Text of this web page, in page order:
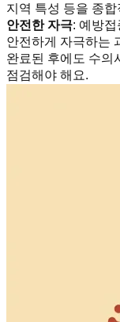
지역 특성 등을 종
안전한 자극: 예방
안전하게 자극하는
완료된 후에도 수의
점검해야 해요.